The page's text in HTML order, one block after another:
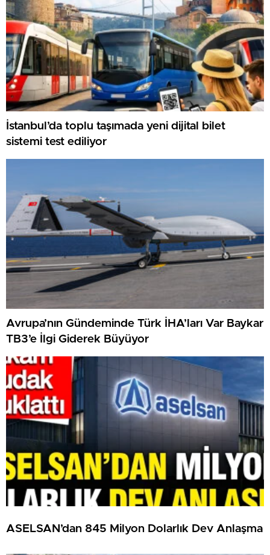
İstanbul’da toplu taşımada yeni dijital bilet
sistemi test ediliyor
Avrupa’nın Gündeminde Türk İHA’ları Var Baykar
TB3’e İlgi Giderek Büyüyor
ASELSAN’dan 845 Milyon Dolarlık Dev Anlaşma